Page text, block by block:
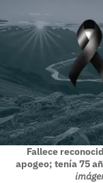
Fallece
apogeo; tenía 75